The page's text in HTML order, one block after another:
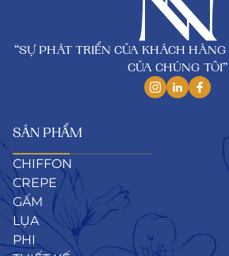
“SỰ PHÁT TRIỂN CỦA KHÁCH
CỦA CHÚNG TÔI”
SẢN PHẨM
CHIFFON
CREPE
GẤM
LỤA
PHI